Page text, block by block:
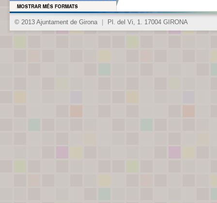
MOSTRAR MÉS FORMATS
© 2013 Ajuntament de Girona Pl. del Vi, 1. 17004 GIRONA